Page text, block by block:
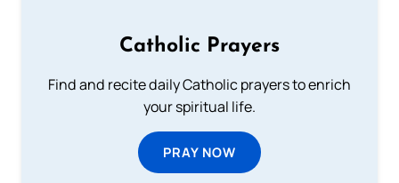
Catholic Prayers
Find and recite daily Catholic prayers to enrich
your spiritual life.
PRAY NOW